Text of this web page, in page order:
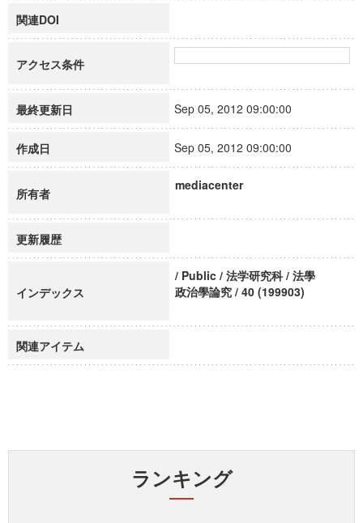
関連DOI
アクセス条件
最終更新日 Sep 05, 2012 09:00:00
作成日 Sep 05, 2012 09:00:00
所有者
mediacenter
更新履歴
インデックス
/ Public / 法学研究科 / 法學
政治學論究 / 40 (199903)
関連アイテム
ランキング